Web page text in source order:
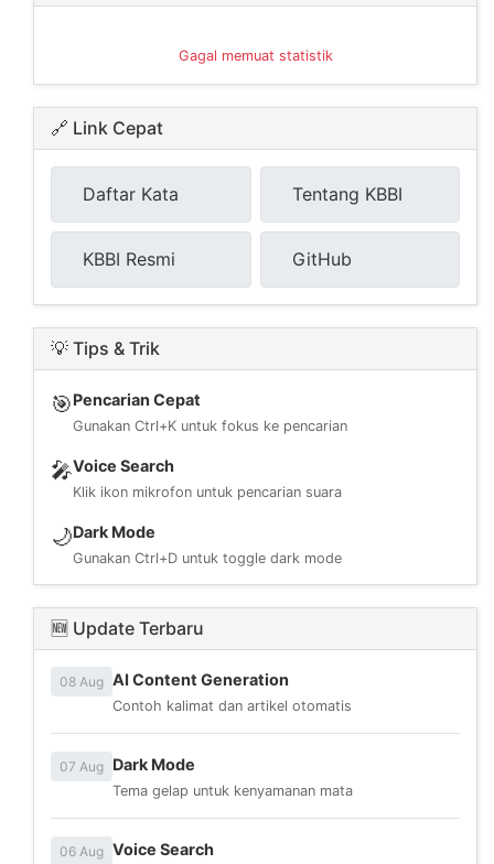
Gagal memuat statistik
🔗 Link Cepat
Daftar Kata Tentang KBBI
KBBI Resmi GitHub
💡 Tips & Trik
🎯Pencarian Cepat
Gunakan Ctrl+K untuk fokus ke pencarian
🎤Voice Search
Klik ikon mikrofon untuk pencarian suara
🌙Dark Mode
Gunakan Ctrl+D untuk toggle dark mode
🆕 Update Terbaru
08 Aug AI Content Generation
Contoh kalimat dan artikel otomatis
07 Aug Dark Mode
Tema gelap untuk kenyamanan mata
06 Aug Voice Search